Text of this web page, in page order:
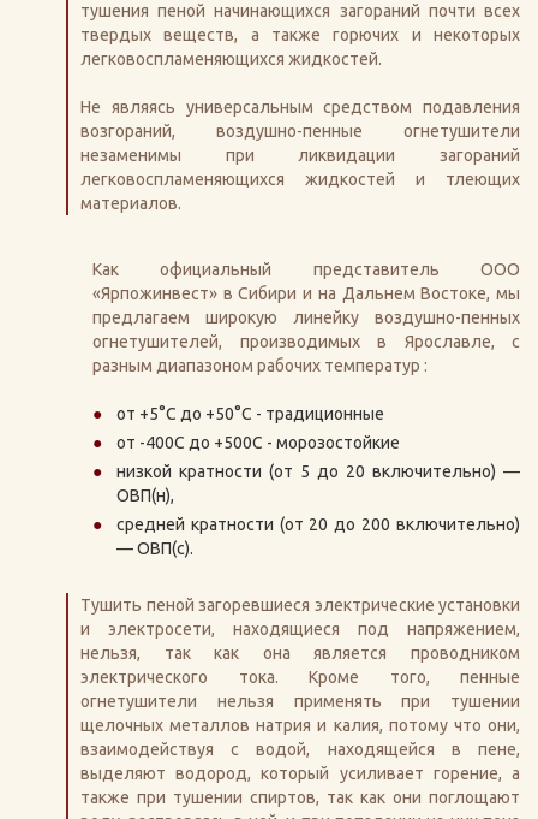
тушения пеной начинающихся загораний почти всех
твердых веществ, а также горючих и некоторых
легковоспламеняющихся жидкостей.
Не являясь универсальным средством подавления
возгораний, воздушно-пенные огнетушители
незаменимы при ликвидации загораний
легковоспламеняющихся жидкостей и тлеющих
материалов.
Как официальный представитель ООО
«Ярпожинвест» в Сибири и на Дальнем Востоке, мы
предлагаем широкую линейку воздушно-пенных
огнетушителей, производимых в Ярославле, с
разным диапазоном рабочих температур :
от +5°С до +50°С - традиционные
от -400С до +500С - морозостойкие
низкой кратности (от 5 до 20 включительно) —
ОВП(н),
средней кратности (от 20 до 200 включительно)
— ОВП(c).
Тушить пеной загоревшиеся электрические установки
и электросети, находящиеся под напряжением,
нельзя, так как она является проводником
электрического тока. Кроме того, пенные
огнетушители нельзя применять при тушении
щелочных металлов натрия и калия, потому что они,
взаимодействуя с водой, находящейся в пене,
выделяют водород, который усиливает горение, а
также при тушении спиртов, так как они поглощают